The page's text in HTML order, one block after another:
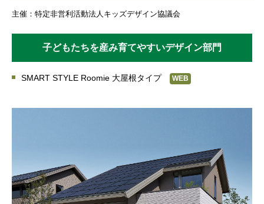
主催：特定非営利活動法人キッズデザイン協議会
子どもたちを産み育てやすいデザイン部門
SMART STYLE Roomie 大屋根タイプ WEB